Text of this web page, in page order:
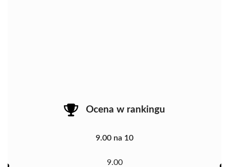
Ocena w rankingu
9.00 na 10
9.00